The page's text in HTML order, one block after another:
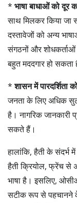
* भाषा बाधाओं को दूर
साथ मिलकर किया जा
दस्तावेजों को अन्य
संगठनों और
बहुत मददगार हो सकता
*शासन में पारदर्शिता
जनता के लिए अधिक
है। नागरिक जानकारी
सकते हैं।
हालांकि, हैती के संदर्भ
हैती क्रियोल, फ्रेंच से
भाषा है। इसलिए,
सटीक रूप से पहचानने